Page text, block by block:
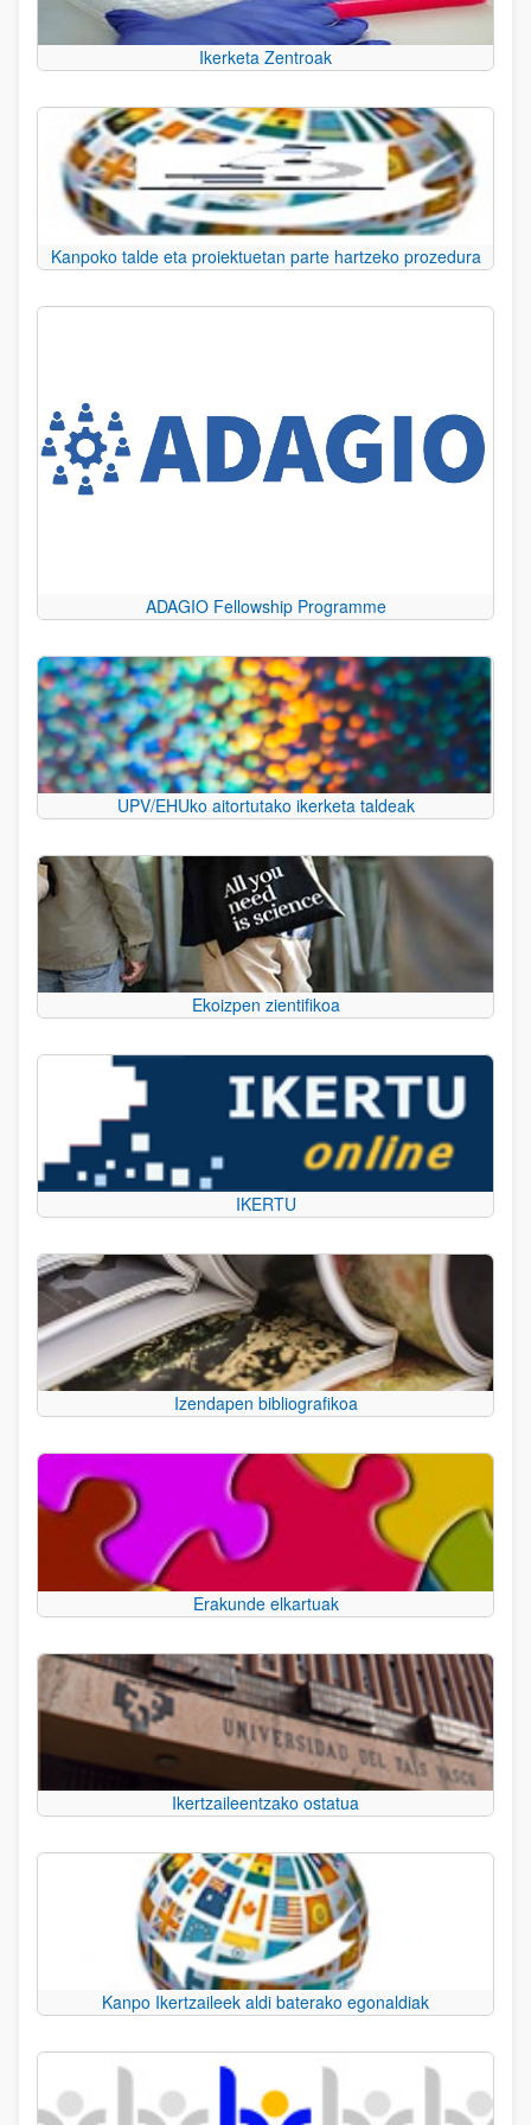
Ikerketa Zentroak
Kanpoko talde eta proiektuetan parte hartzeko prozedura
ADAGIO Fellowship Programme
UPV/EHUko aitortutako ikerketa taldeak
Ekoizpen zientifikoa
IKERTU
Izendapen bibliografikoa
Erakunde elkartuak
Ikertzaileentzako ostatua
Kanpo Ikertzaileek aldi baterako egonaldiak